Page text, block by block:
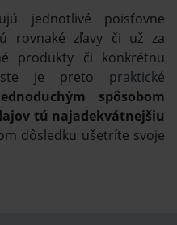
jednotlivé poisťovne
rovnaké zľavy či už za
produkty či konkrétnu
je preto praktické
spôsobom
tú najadekvátnejšiu
dôsledku ušetríte svoje